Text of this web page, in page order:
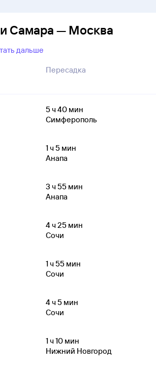
Самара — Москва
дальше
Пересадка
5ч 40 мин
Симферополь
1ч 5 мин
Анапа
3 ч 55 мин
Анапа
4ч 25 мин
Сочи
1ч 55 мин
Сочи
4ч 5 мин
Сочи
1ч 10 мин
Нижний Новгород